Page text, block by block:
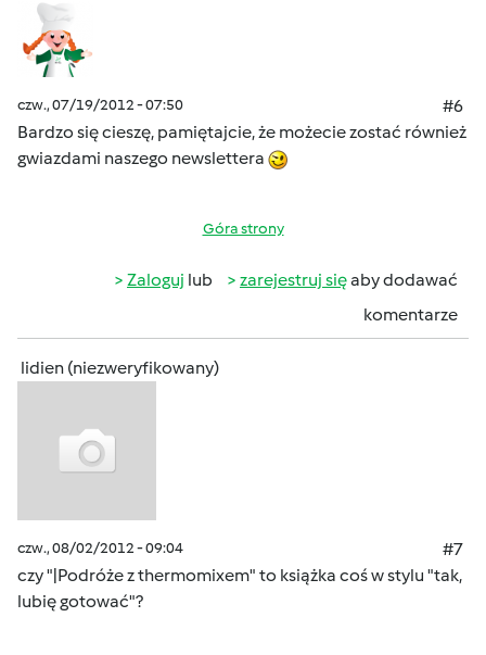
czw., 07/19/2012 - 07:50
#6
Bardzo się cieszę, pamiętajcie, że możecie zostać również
gwiazdami naszego newslettera
Góra strony
Zaloguj lub zarejestruj sięaby dodawać
komentarze
lidien (niezweryfikowany)
czw., 08/02/2012 - 09:04
#7
czy "|Podróże z thermomixem" to książka coś w stylu "tak,
lubię gotować"?